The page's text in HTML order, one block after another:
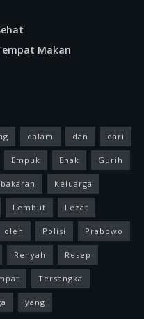
Makan
dalam dan dari
Empuk Enak Gurih
Keluarga
Lembut Lezat
oleh Polisi Prabowo
Renyah Resep
Tersangka
yang